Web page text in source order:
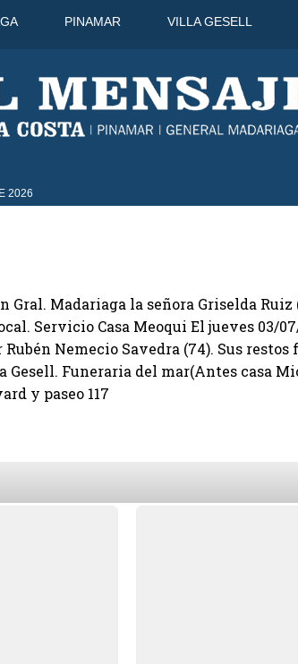
PINAMAR VILLA GESELL
2026
9 Ago
Gral. Madariaga la señora Griselda Ruiz
Servicio Casa Meoqui El jueves 03/
Nemecio Savedra (74). Sus
Funeraria del mar(Antes casa
y paseo 117